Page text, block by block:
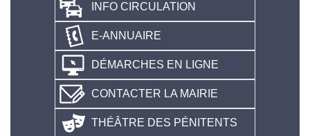
INFO CIRCULATION
E-ANNUAIRE
DÉMARCHES EN LIGNE
CONTACTER LA MAIRIE
THÉÂTRE DES PÉNITENTS